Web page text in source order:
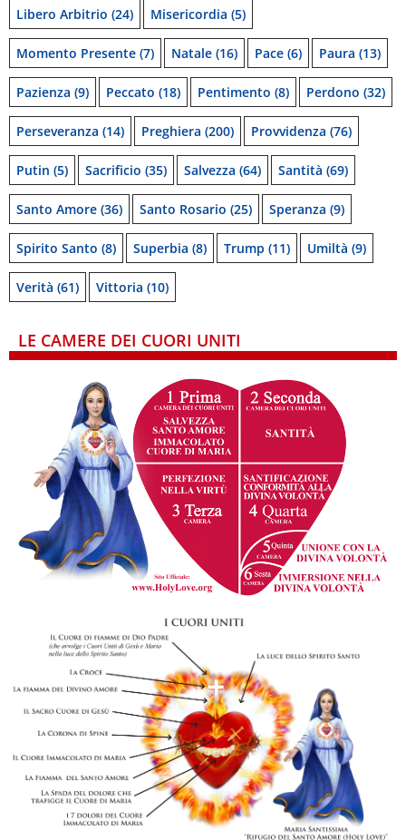
Libero Arbitrio (24) Misericordia (5)
Momento Presente (7) Natale (16) Pace (6) Paura (13)
Pazienza (9) Peccato (18) Pentimento (8) Perdono (32)
Perseveranza (14) Preghiera (200) Provvidenza (76)
Putin (5) Sacrificio (35) Salvezza (64) Santità (69)
Santo Amore (36) Santo Rosario (25) Speranza (9)
Spirito Santo (8) Superbia (8) Trump (11) Umiltà (9)
Verità (61) Vittoria (10)
LE CAMERE DEI CUORI UNITI